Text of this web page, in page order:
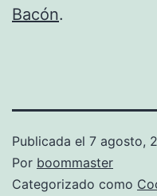
Bacón.
Publicada el 7 agosto,
Por boommaster
Categorizado como